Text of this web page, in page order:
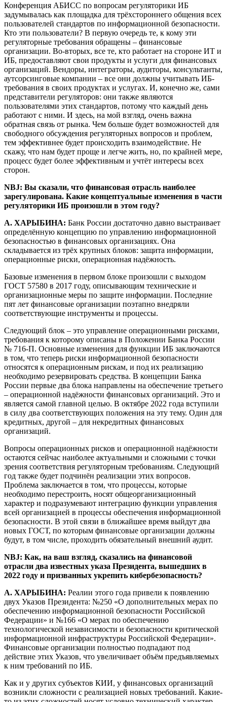
Конференция АБИСС по вопросам регуляторики ИБ
задумывалась как площадка для трёхстороннего общения всех
пользователей стандартов по информационной безопасности.
Кто эти пользователи? В первую очередь те, к кому эти
регуляторные требования обращены – финансовые
организации. Во-вторых, все те, кто работает на стороне ИТ и
ИБ, предоставляют свои продукты и услуги для финансовых
организаций. Вендоры, интеграторы, аудиторы, консультанты,
аутсорсинговые компании – все они должны учитывать ИБ-
требования в своих продуктах и услугах. И, конечно же, сами
представители регуляторов: они также являются
пользователями этих стандартов, потому что каждый день
работают с ними. И здесь, на мой взгляд, очень важна
обратная связь от рынка. Чем больше будет возможностей для
свободного обсуждения регуляторных вопросов и проблем,
тем эффективнее будет происходить взаимодействие. Не
скажу, что нам будет проще и легче жить, но, по крайней мере,
процесс будет более эффективным и учтёт интересы всех
сторон.
NBJ: Вы сказали, что финансовая отрасль наиболее
зарегулирована. Какие концептуальные изменения в части
регуляторики ИБ произошли в этом году?
А. ХАРЫБИНА: Банк России достаточно давно выстраивает
определённую концепцию по управлению информационной
безопасностью в финансовых организациях. Она
складывается из трёх крупных блоков: защита информации,
операционные риски, операционная надёжность.
Базовые изменения в первом блоке произошли с выходом
ГОСТ 57580 в 2017 году, описывающим технические и
организационные меры по защите информации. Последние
пят лет финансовые организации поэтапно внедряли
соответствующие инструменты и процессы.
Следующий блок – это управление операционными рисками,
требования к которому описаны в Положении Банка России
№ 716-П. Основные изменения для функции ИБ заключаются
в том, что теперь риски информационной безопасности
относятся к операционным рискам, и под их реализацию
необходимо резервировать средства. В концепции Банка
России первые два блока направлены на обеспечение третьего
– операционной надёжности финансовых организаций. Это и
является самой главной целью. В октябре 2022 года вступили
в силу два соответствующих положения на эту тему. Один для
кредитных, другой – для некредитных финансовых
организаций.
Вопросы операционных рисков и операционной надёжности
остаются сейчас наиболее актуальными и сложными с точки
зрения соответствия регуляторным требованиям. Следующий
год также будет подчинён реализации этих вопросов.
Проблема заключается в том, что процессы, которые
необходимо перестроить, носят общеорганизационный
характер и подразумевают интеграцию функции управления
всей организацией в процессы обеспечения информационной
безопасности. В этой связи в ближайшее время выйдут два
новых ГОСТ, по которым финансовые организации должны
будут, в том числе, проходить обязательный внешний аудит.
NBJ: Как, на ваш взгляд, сказались на финансовой
отрасли два известных указа Президента, вышедших в
2022 году и призванных укрепить кибербезопасность?
А. ХАРЫБИНА: Реалии этого года привели к появлению
двух Указов Президента: №250 «О дополнительных мерах по
обеспечению информационной безопасности Российской
Федерации» и №166 «О мерах по обеспечению
технологической независимости и безопасности критической
информационной инфраструктуры Российской Федерации».
Финансовые организации полностью подпадают под
действие этих Указов, что увеличивает объём предъявляемых
к ним требований по ИБ.
Как и у других субъектов КИИ, у финансовых организаций
возникли сложности с реализацией новых требований. Какие-